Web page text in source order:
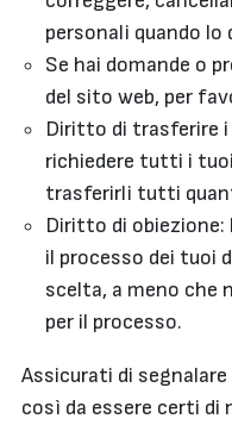
personali quando lo
Se hai domande o
del sito web, per
Diritto di trasferire
richiedere tutti i
trasferirli tutti
Diritto di
il processo dei tuoi
scelta, a meno che
per il processo.
Assicurati di
così da essere certi di